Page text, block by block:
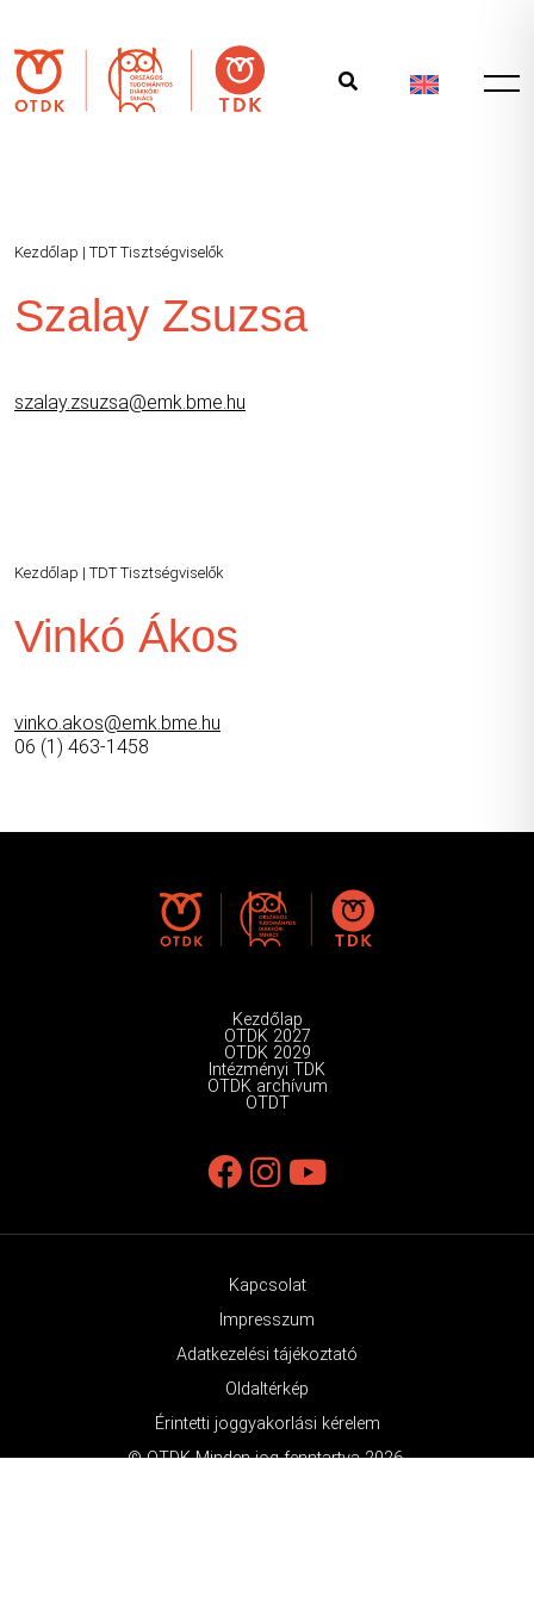
Kezdőlap | TDT Tisztségviselők
Szalay Zsuzsa
szalay.zsuzsa@emk.bme.hu
Kezdőlap | TDT Tisztségviselők
Vinkó Ákos
vinko.akos@emk.bme.hu
06 (1) 463-1458
Kezdőlap
OTDK 2027
OTDK 2029
Intézményi TDK
OTDK archívum
OTDT
Kapcsolat
Impresszum
Adatkezelési tájékoztató
Oldaltérkép
Érintetti joggyakorlási kérelem
© OTDK Minden jog fenntartva 2026.